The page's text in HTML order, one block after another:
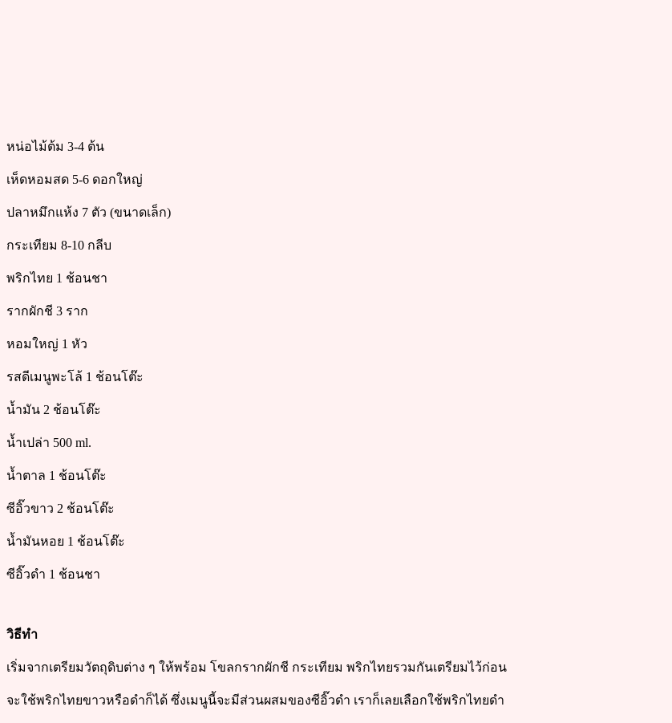
หน่อไม้ต้ม 3-4 ต้น
เห็ดหอมสด 5-6 ดอกใหญ่
ปลาหมึกแห้ง 7 ตัว (ขนาดเล็ก)
กระเทียม 8-10 กลีบ
พริกไทย 1 ช้อนชา
รากผักชี 3 ราก
หอมใหญ่ 1 หัว
รสดีเมนูพะโล้ 1 ช้อนโต๊ะ
น้ำมัน 2 ช้อนโต๊ะ
น้ำเปล่า 500 ml.
น้ำตาล 1 ช้อนโต๊ะ
ซีอิ๊วขาว 2 ช้อนโต๊ะ
น้ำมันหอย 1 ช้อนโต๊ะ
ซีอิ๊วดำ 1 ช้อนชา
วิธีทำ
เริ่มจากเตรียมวัตถุดิบต่าง ๆ ให้พร้อม โขลกรากผักชี กระเทียม พริกไทยรวมกันเตรียมไว้ก่อน
จะใช้พริกไทยขาวหรือดำก็ได้ ซึ่งเมนูนี้จะมีส่วนผสมของซีอิ๊วดำ เราก็เลยเลือกใช้พริกไทยดำ